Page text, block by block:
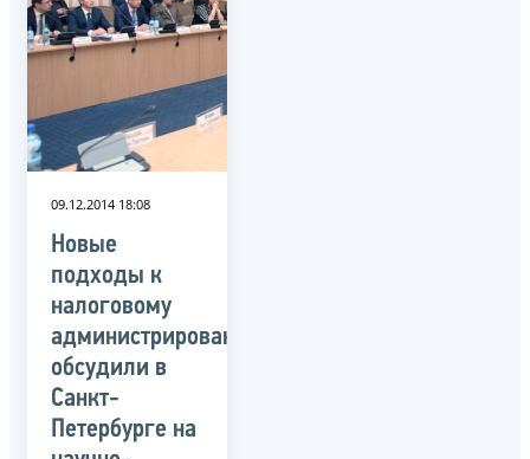
09.12.2014 18:08
Новые
подходы к
налоговому
администрированию
обсудили в
Санкт-
Петербурге на